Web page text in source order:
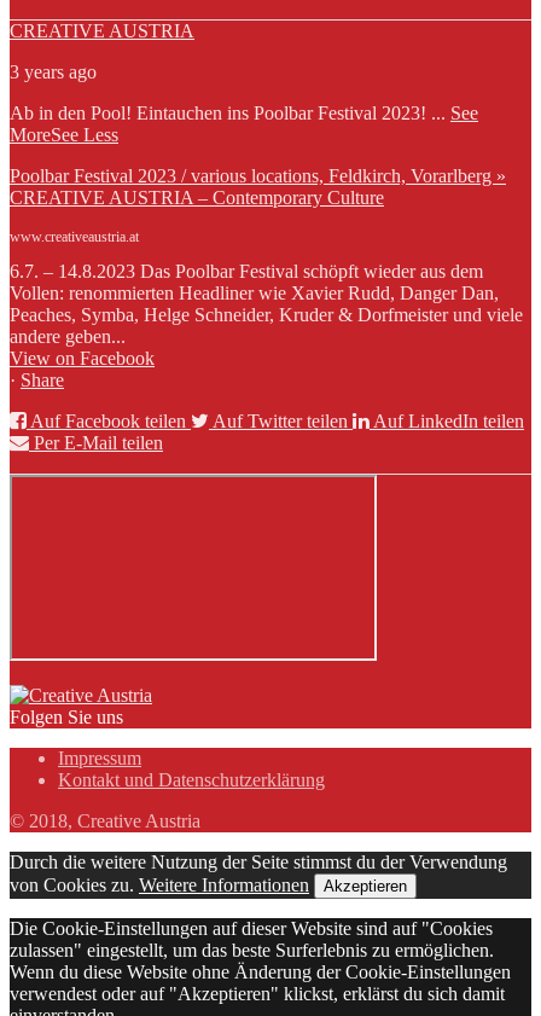
CREATIVE AUSTRIA
3 years ago
Ab in den Pool! Eintauchen ins Poolbar Festival 2023! ... See
MoreSee Less
Poolbar Festival 2023 / various locations, Feldkirch, Vorarlberg »
CREATIVE AUSTRIA – Contemporary Culture
www.creativeaustria.at
6.7. – 14.8.2023 Das Poolbar Festival schöpft wieder aus dem
Vollen: renommierten Headliner wie Xavier Rudd, Danger Dan,
Peaches, Symba, Helge Schneider, Kruder & Dorfmeister und viele
andere geben...
View on Facebook
· Share
Auf Facebook teilen
Auf Twitter teilen
Auf LinkedIn teilen
Per E-Mail teilen
Folgen Sie uns
Impressum
Kontakt und Datenschutzerklärung
© 2018, Creative Austria
Durch die weitere Nutzung der Seite stimmst du der Verwendung
von Cookies zu. Weitere Informationen Akzeptieren
Die Cookie-Einstellungen auf dieser Website sind auf "Cookies
zulassen" eingestellt, um das beste Surferlebnis zu ermöglichen.
Wenn du diese Website ohne Änderung der Cookie-Einstellungen
verwendest oder auf "Akzeptieren" klickst, erklärst du sich damit